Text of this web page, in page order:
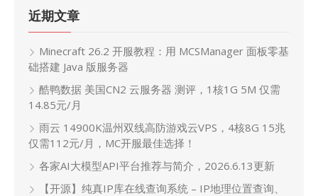
近期文章
Minecraft 26.2 开服教程：用 MCSManager 面板零基
础搭建 Java 版服务器
酷鸭数据 美国CN2 云服务器 测评，1核1G 5M 仅需
14.85元/月
雨云 14900K温州双线高防游戏云VPS，4核8G 15兆
仅需112元/月，MC开服最佳选择！
各家AI大模型API平台推荐与简介，2026.6.13更新
【开源】纯真IP库在线查询系统 – IP地理位置查询、